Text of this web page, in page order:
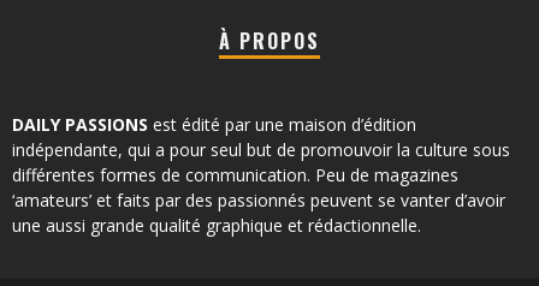
À PROPOS
DAILY PASSIONS est édité par une maison d’édition
indépendante, qui a pour seul but de promouvoir la culture sous
différentes formes de communication. Peu de magazines
‘amateurs’ et faits par des passionnés peuvent se vanter d’avoir
une aussi grande qualité graphique et rédactionnelle.